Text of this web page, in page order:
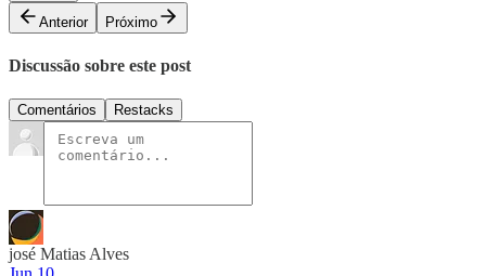
Anterior
Próximo
Discussão sobre este post
Comentários Restacks
josé Matias Alves